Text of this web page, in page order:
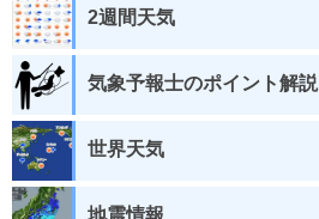
2週間天気
気象予報士のポイント解説
世界天気
地震情報